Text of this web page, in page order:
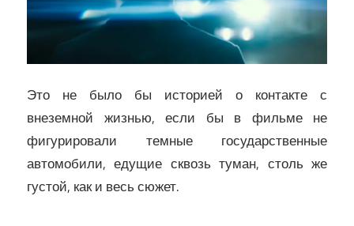
Это не было бы историей о контакте с
внеземной жизнью, если бы в фильме не
фигурировали темные государственные
автомобили, едущие сквозь туман, столь же
густой, как и весь сюжет.